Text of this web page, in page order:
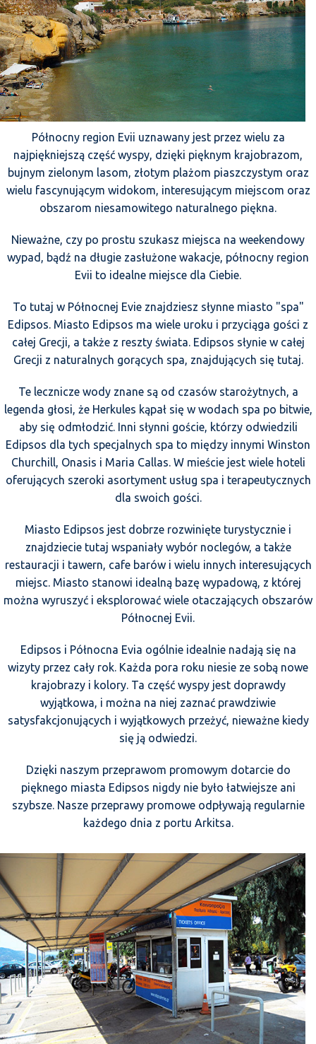
Północny region Evii uznawany jest przez wielu za
najpiękniejszą część wyspy, dzięki pięknym krajobrazom,
bujnym zielonym lasom, złotym plażom piaszczystym oraz
wielu fascynującym widokom, interesującym miejscom oraz
obszarom niesamowitego naturalnego piękna.
Nieważne, czy po prostu szukasz miejsca na weekendowy
wypad, bądź na długie zasłużone wakacje, północny region
Evii to idealne miejsce dla Ciebie.
To tutaj w Północnej Evie znajdziesz słynne miasto "spa"
Edipsos. Miasto Edipsos ma wiele uroku i przyciąga gości z
całej Grecji, a także z reszty świata. Edipsos słynie w całej
Grecji z naturalnych gorących spa, znajdujących się tutaj.
Te lecznicze wody znane są od czasów starożytnych, a
legenda głosi, że Herkules kąpał się w wodach spa po bitwie,
aby się odmłodzić. Inni słynni goście, którzy odwiedzili
Edipsos dla tych specjalnych spa to między innymi Winston
Churchill, Onasis i Maria Callas. W mieście jest wiele hoteli
oferujących szeroki asortyment usług spa i terapeutycznych
dla swoich gości.
Miasto Edipsos jest dobrze rozwinięte turystycznie i
znajdziecie tutaj wspaniały wybór noclegów, a także
restauracji i tawern, cafe barów i wielu innych interesujących
miejsc. Miasto stanowi idealną bazę wypadową, z której
można wyruszyć i eksplorować wiele otaczających obszarów
Północnej Evii.
Edipsos i Północna Evia ogólnie idealnie nadają się na
wizyty przez cały rok. Każda pora roku niesie ze sobą nowe
krajobrazy i kolory. Ta część wyspy jest doprawdy
wyjątkowa, i można na niej zaznać prawdziwie
satysfakcjonujących i wyjątkowych przeżyć, nieważne kiedy
się ją odwiedzi.
Dzięki naszym przeprawom promowym dotarcie do
pięknego miasta Edipsos nigdy nie było łatwiejsze ani
szybsze. Nasze przeprawy promowe odpływają regularnie
każdego dnia z portu Arkitsa.